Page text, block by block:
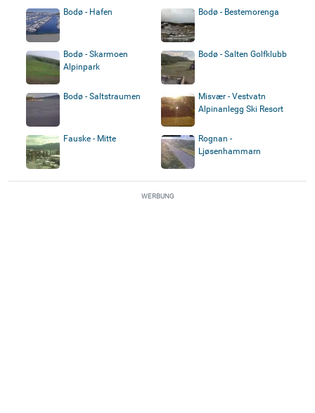
Bodø - Hafen Bodø - Bestemorenga
Bodø - Skarmoen
Alpinpark
Bodø - Salten Golfklubb
Bodø - Saltstraumen
Misvær - Vestvatn
Alpinanlegg Ski Resort
Fauske - Mitte
Rognan -
Ljøsenhammarn
WERBUNG